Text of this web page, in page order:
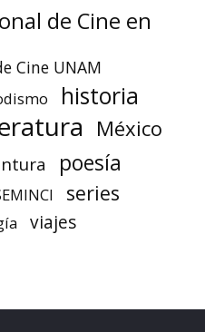
de Cine en
Cine UNAM
historia
México
poesía
series
viajes